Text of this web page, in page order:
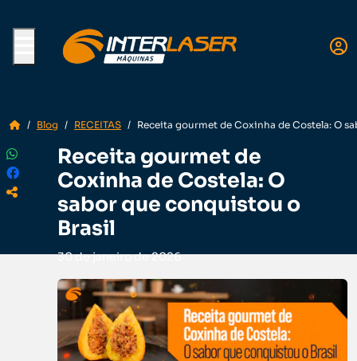
Menu
Blog RECEITAS Receita gourmet de Coxinha de Costela: O
Receita gourmet de
Coxinha de Costela: O
sabor que conquistou o
Brasil
30 de janeiro de 2026